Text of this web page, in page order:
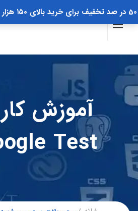
50 در صد تخفیف برای خرید بالای ۱۵۰ هزار تومان با کد off50
آموزش کار
Test